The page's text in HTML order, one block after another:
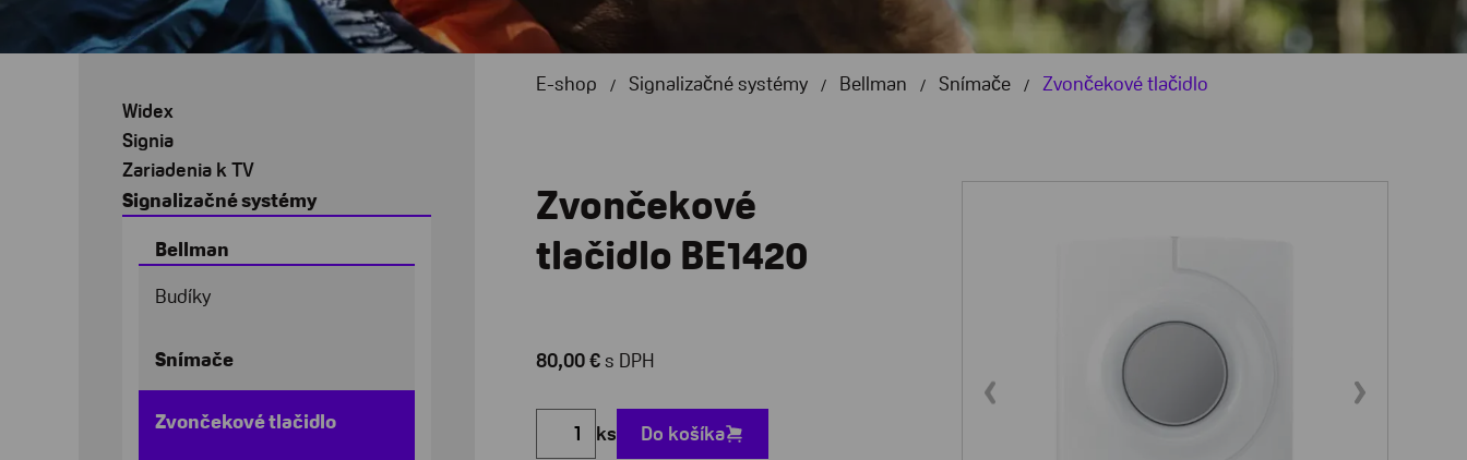
Widex
Signia
Zariadenia k TV
Signalizačné systémy
Bellman
Budíky
Snímače
Zvončekové tlačidlo
E-shop Signalizačné systémy Bellman Snímače Zvončekové tlačidlo
Zvončekové
tlačidlo BE1420
80,00 € s DPH
ks Do košíka